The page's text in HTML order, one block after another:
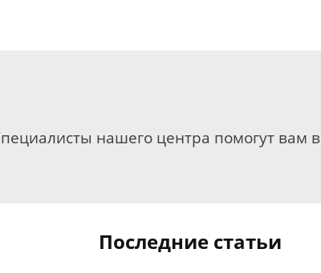
нашего центра помогут вам в
Последние статьи